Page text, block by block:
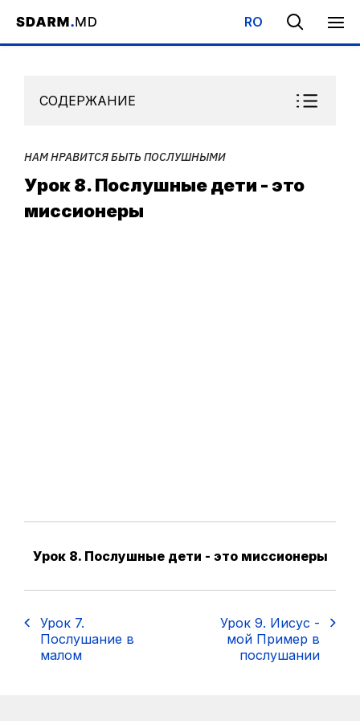
RO
Начало / Библиотека / Детская Субботняя Школа / Нам
СОДЕРЖАНИЕ
НАМ НРАВИТСЯ БЫТЬ ПОСЛУШНЫМИ
Урок 8. Послушные дети - это
миссионеры
Урок 8. Послушные дети - это миссионеры
Урок 7.
Послушание в
малом
Урок 9. Иисус -
мой Пример в
послушании